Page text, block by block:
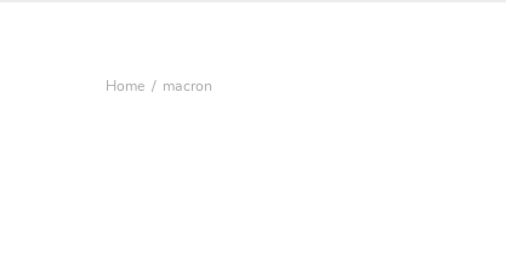
Home macron